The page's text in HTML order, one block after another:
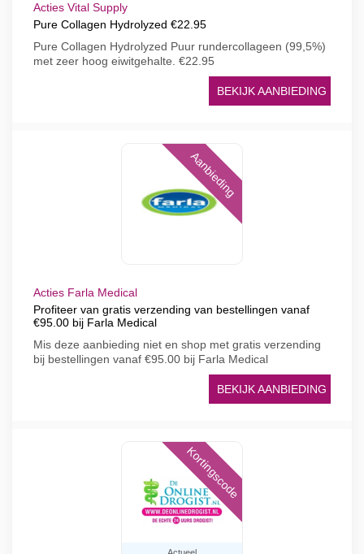
Acties Vital Supply
Pure Collagen Hydrolyzed €22.95
Pure Collagen Hydrolyzed Puur rundercollageen (99,5%)
met zeer hoog eiwitgehalte. €22.95
BEKIJK AANBIEDING
Aanbieding
Acties Farla Medical
Profiteer van gratis verzending van bestellingen vanaf
€95.00 bij Farla Medical
Mis deze aanbieding niet en shop met gratis verzending
bij bestellingen vanaf €95.00 bij Farla Medical
BEKIJK AANBIEDING
Kortingscode